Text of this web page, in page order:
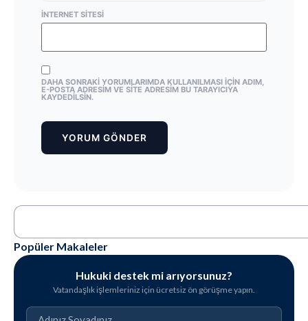
İNTERNET SITESI
DAHA SONRAKI YORUMLARIMDA KULLANILMASI IÇIN ADIM,
E-POSTA ADRESIM VE SITE ADRESIM BU TARAYICIYA
KAYDEDILSIN.
Popüler Makaleler
Hukuki destek mi arıyorsunuz?
Vatandaşlık işlemleriniz için ücretsiz ön görüşme yapın.